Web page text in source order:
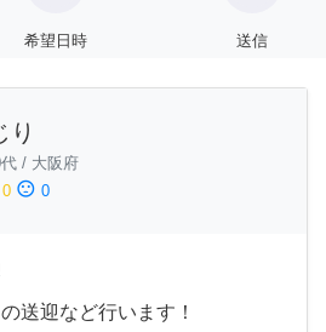
希望日時 送信
り
/ 大阪府
0 sentiment_dissatisfied 0
送迎など行います！